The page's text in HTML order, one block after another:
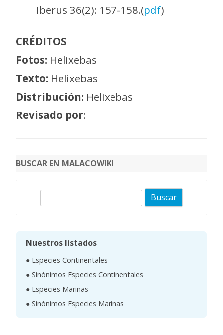
Iberus 36(2): 157-158.(pdf)
CRÉDITOS
Fotos: Helixebas
Texto: Helixebas
Distribución: Helixebas
Revisado por:
BUSCAR EN MALACOWIKI
Nuestros listados
● Especies Continentales
● Sinónimos Especies Continentales
● Especies Marinas
● Sinónimos Especies Marinas